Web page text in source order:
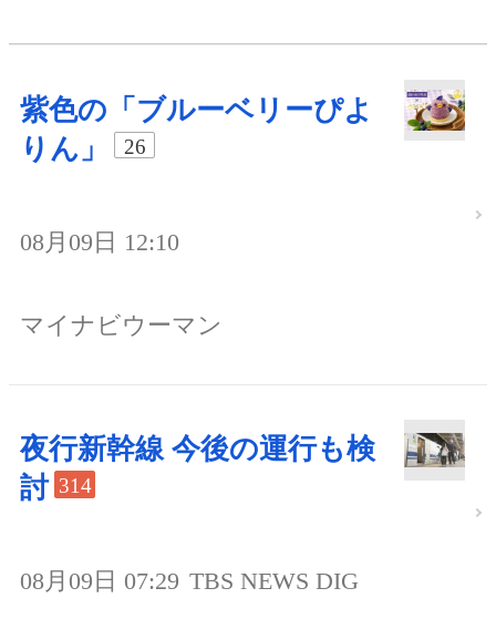
紫色の「ブルーベリーぴよ
りん」
26
08月09日 12:10
マイナビウーマン
夜行新幹線 今後の運行も検
討 314
08月09日 07:29 TBS NEWS DIG